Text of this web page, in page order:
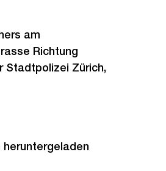
am
Richtung
Stadtpolizei Zürich,